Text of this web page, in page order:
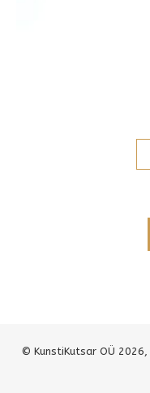
© KunstiKutsar OÜ 2026,